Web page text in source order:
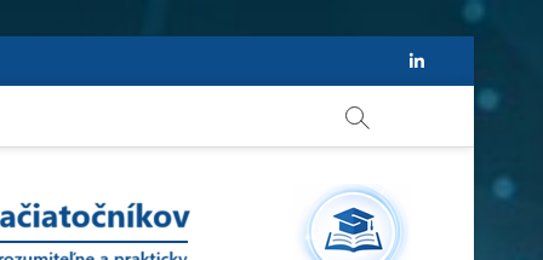
Linkedin